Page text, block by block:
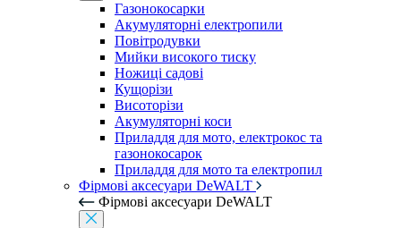
Газонокосарки
Акумуляторні електропили
Повітродувки
Мийки високого тиску
Ножиці садові
Кущорізи
Висоторізи
Акумуляторні коси
Приладдя для мото, електрокос та
газонокосарок
Приладдя для мото та електропил
Фірмові аксесуари DeWALT
Фірмові аксесуари DeWALT